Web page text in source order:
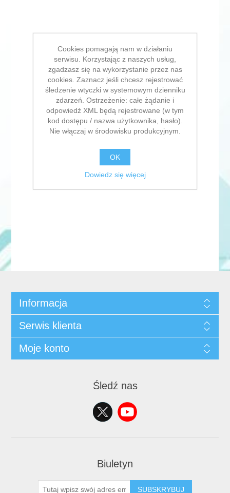
Informacja
Serwis klienta
Moje konto
Śledź nas
Biuletyn
SUBSKRYBUJ
Cookies pomagają nam w działaniu
serwisu. Korzystając z naszych usług,
zgadzasz się na wykorzystanie przez nas
cookies. Zaznacz jeśli chcesz rejestrować
śledzenie wtyczki w systemowym dzienniku
zdarzeń. Ostrzeżenie: całe żądanie i
odpowiedź XML będą rejestrowane (w tym
kod dostępu / nazwa użytkownika, hasło).
Nie włączaj w środowisku produkcyjnym.
OK
Dowiedz się więcej